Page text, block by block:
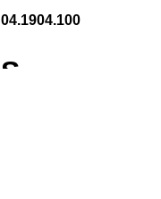
04.1904.100
S-